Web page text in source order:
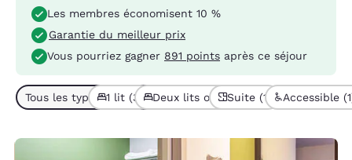
Les membres économisent 10 %
Garantie du meilleur prix
Vous pourriez gagner 891 points après ce séjour
Tous les types de chambres (5)
1 lit (3) Deux lits ou plus (2)
Suite (1) Accessible